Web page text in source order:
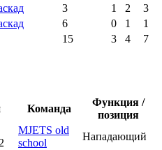
3 1 2
3
6 0 1
1
15 3 4 7
Команда
Функция /
позиция
MJETS old
school
Нападающий